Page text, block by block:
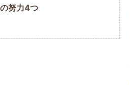
努力4つ